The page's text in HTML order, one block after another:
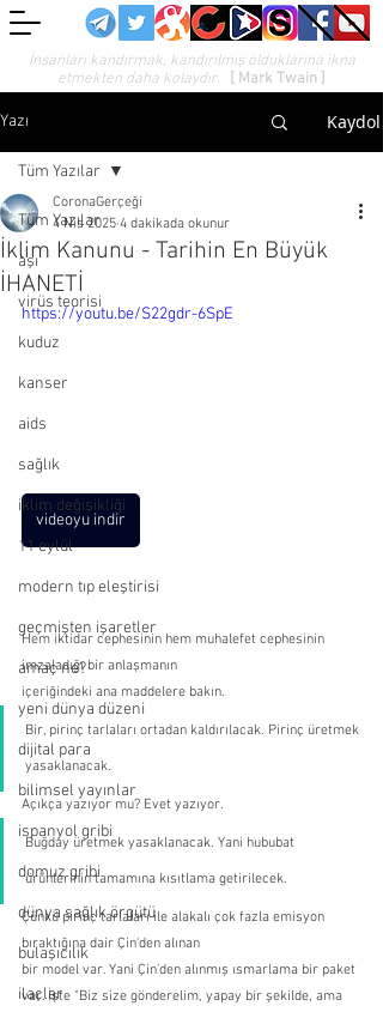
İnsanları kandırmak, kandırılmış olduklarına ikna
etmekten daha kolaydır.
[ Mark Twain ]
Yazı Kaydol
Tüm Yazılar
aşı
virüs teorisi
kuduz
kanser
aids
sağlık
iklim değişikliği
11 eylül
modern tıp eleştirisi
geçmişten işaretler
amaç ne?
yeni dünya düzeni
dijital para
bilimsel yayınlar
ispanyol gribi
domuz gribi
dünya sağlık örgütü
bulaşıcılık
ilaçlar
Tüm Yazılar
İklim Kanunu - Tarihin En Büyük
İHANETİ
CoronaGerçeği
4 Nis 2025 4 dakikada okunur
https://youtu.be/S22gdr-6SpE
videoyu indir
Hem iktidar cephesinin hem muhalefet cephesinin
imzaladığı bir anlaşmanın
içeriğindeki ana maddelere bakın.
Bir, pirinç tarlaları ortadan kaldırılacak. Pirinç üretmek
yasaklanacak.
Açıkça yazıyor mu? Evet yazıyor.
Buğday üretmek yasaklanacak. Yani hububat
ürünlerinin tamamına kısıtlama getirilecek.
Çünkü pirinç tarlaları ile alakalı çok fazla emisyon
bıraktığına dair Çin'den alınan
bir model var. Yani Çin'den alınmış ısmarlama bir paket
var. İşte "Biz size gönderelim, yapay bir şekilde, ama